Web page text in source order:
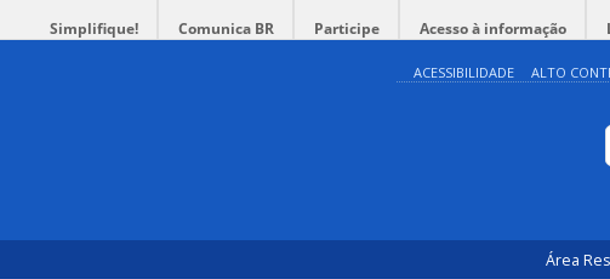
Simplifique! Comunica BR Participe Acesso à informação
ACESSIBILIDADE ALTO
Área